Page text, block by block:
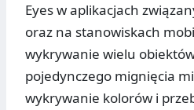
Eyes w aplikacjach
oraz na stanowiskach
wykrywanie wielu
pojedynczego mignięcia
wykrywanie kolorów i